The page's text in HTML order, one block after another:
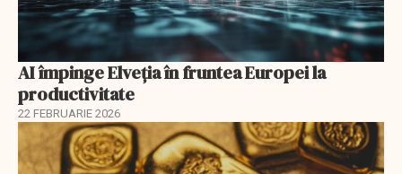
AI împinge Elveția în fruntea Europei la
productivitate
22 FEBRUARIE 2026